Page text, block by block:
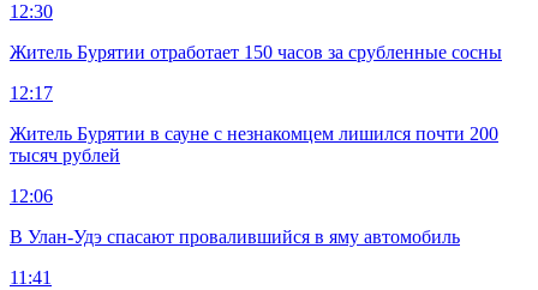
12:30
Житель Бурятии отработает 150 часов за срубленные сосны
12:17
Житель Бурятии в сауне с незнакомцем лишился почти 200
тысяч рублей
12:06
В Улан-Удэ спасают провалившийся в яму автомобиль
11:41